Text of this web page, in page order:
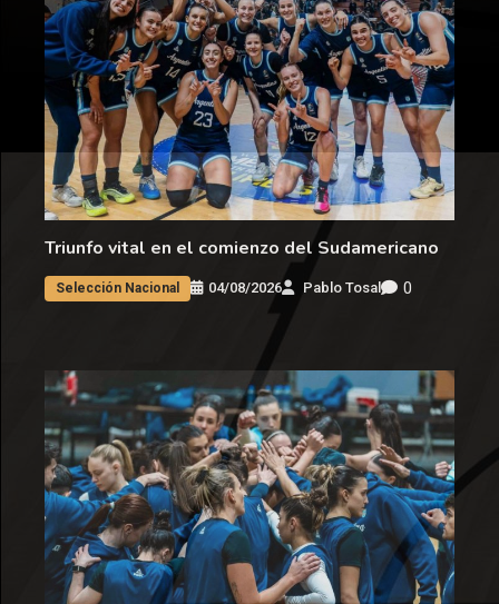
Triunfo vital en el comienzo del Sudamericano
Selección Nacional 04/08/2026 Pablo Tosal 0